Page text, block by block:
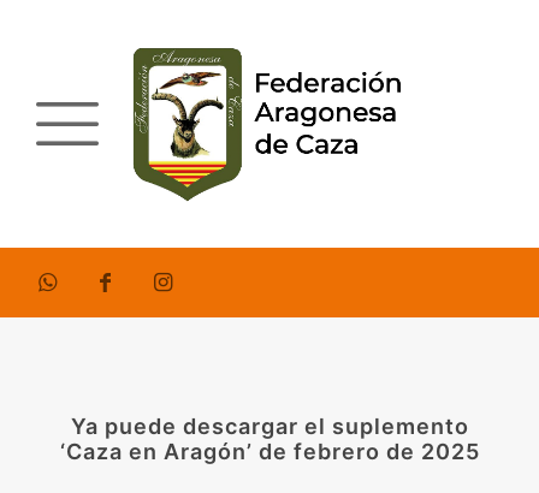
Ya puede descargar el suplemento
‘Caza en Aragón’ de febrero de 2025